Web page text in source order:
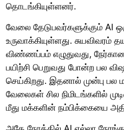
தொடங்கியுள்ளனர்.
வேலை தேடுபவர்களுக்கும் AI
உருவாக்கியுள்ளது. சுயவிவரம்
விண்ணப்பம் எழுதுவது,
பயிற்சி பெறுவது போன்ற பல
செய்கிறது. இதனால் முன்பு பல
வேலைகள் சில நிமிடங்களில்
மீது மக்களின் நம்பிக்கையை